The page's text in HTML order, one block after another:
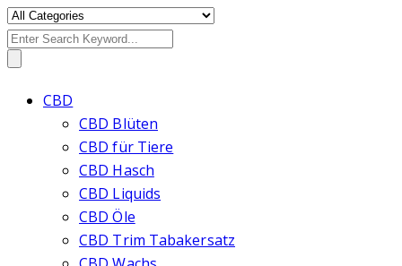
Search
CBD
CBD Blüten
CBD für Tiere
CBD Hasch
CBD Liquids
CBD Öle
CBD Trim Tabakersatz